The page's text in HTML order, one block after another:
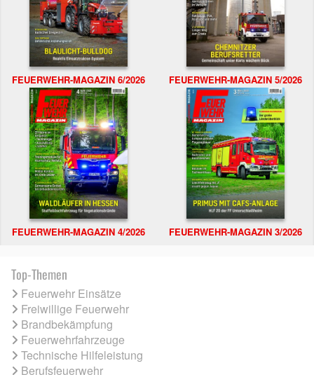
FEUERWEHR-MAGAZIN 6/2026 FEUERWEHR-MAGAZIN 5/2026
FEUERWEHR-MAGAZIN 4/2026 FEUERWEHR-MAGAZIN 3/2026
Top-Themen
Feuerwehr Einsätze
Freiwillige Feuerwehr
Brandbekämpfung
Feuerwehrfahrzeuge
Technische Hilfeleistung
Berufsfeuerwehr